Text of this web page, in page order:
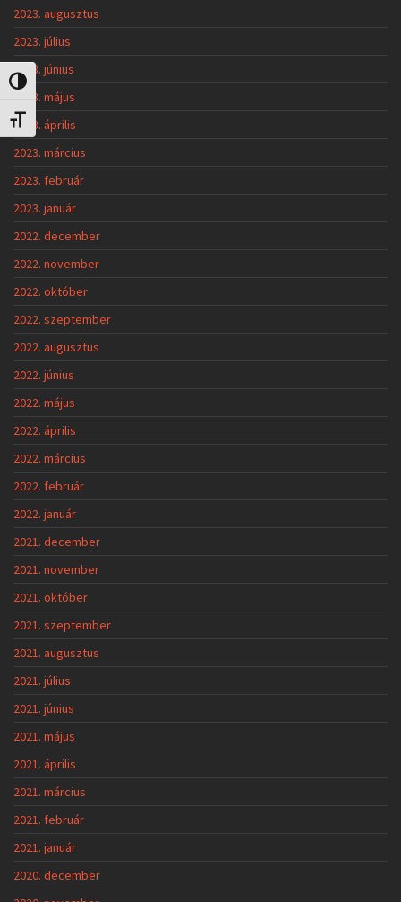
Nagy kontraszt váltása
Betűméret váltása
2023. augusztus
2023. július
2023. június
2023. május
2023. április
2023. március
2023. február
2023. január
2022. december
2022. november
2022. október
2022. szeptember
2022. augusztus
2022. június
2022. május
2022. április
2022. március
2022. február
2022. január
2021. december
2021. november
2021. október
2021. szeptember
2021. augusztus
2021. július
2021. június
2021. május
2021. április
2021. március
2021. február
2021. január
2020. december